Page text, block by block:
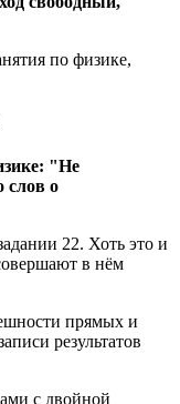
по физике,
"Не
слов о
22. Хоть это и
в нём
прямых и
результатов
с двойной